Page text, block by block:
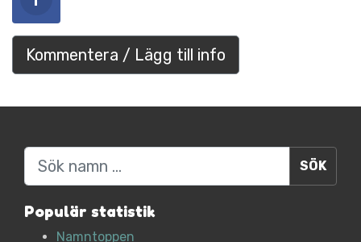
Kommentera / Lägg till info
Sök
Populär statistik
Namntoppen